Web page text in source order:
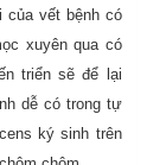
của vết bệnh có
xuyên qua có
triển sẽ để lại
dễ có trong tự
ký sinh trên